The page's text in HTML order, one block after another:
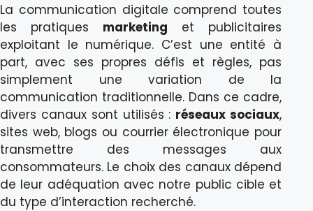
La communication digitale comprend toutes
les pratiques marketing et publicitaires
exploitant le numérique. C’est une entité à
part, avec ses propres défis et règles, pas
simplement une variation de la
communication traditionnelle. Dans ce cadre,
divers canaux sont utilisés : réseaux sociaux,
sites web, blogs ou courrier électronique pour
transmettre des messages aux
consommateurs. Le choix des canaux dépend
de leur adéquation avec notre public cible et
du type d’interaction recherché.